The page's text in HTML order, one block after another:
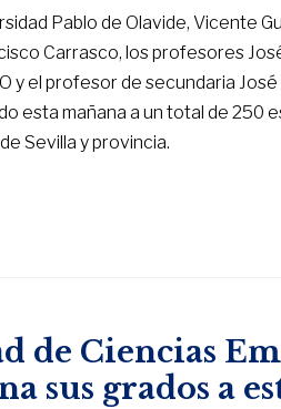
Pablo de Olavide, Vicente
Carrasco, los profesores
y el profesor de secundaria
esta mañana a un total de 250
Sevilla y provincia.
de Ciencias
sus grados a